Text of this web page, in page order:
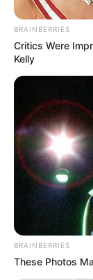
BRAINBERRIES
Critics Were
Kelly
BRAINBERRIES
These Photos